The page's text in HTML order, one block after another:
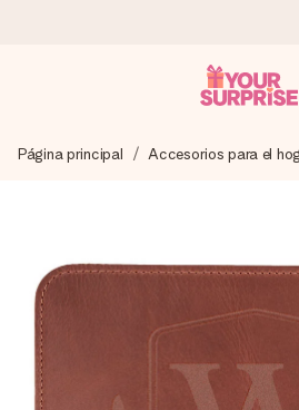
Preparamos tu regalo con cuidado
4,5 (basado en +15.000
Nuestros regalos inspiran. Los
Google Reviews.
Página principal Accesorios para el